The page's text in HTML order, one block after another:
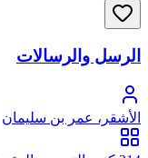
الرسل والرسالات
الأشقر، عمر بن سليمان